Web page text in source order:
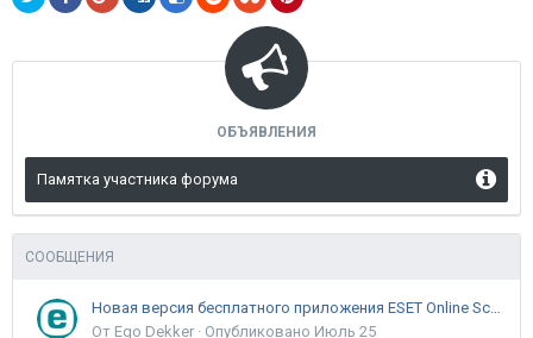
ОБЪЯВЛЕНИЯ
Памятка участника форума
СООБЩЕНИЯ
Новая версия бесплатного приложения ESET Online Scanner доступна пользователям
От Ego Dekker · Опубликовано Июль 25